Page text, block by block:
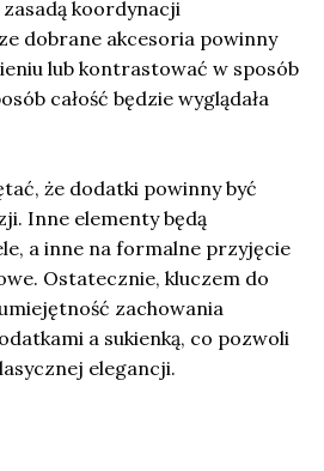
koordynacji
dobrane akcesoria powinny
lub kontrastować w sposób
całość będzie wyglądała
że dodatki powinny być
Inne elementy będą
a inne na formalne przyjęcie
Ostatecznie, kluczem do
zachowania
a sukienką, co pozwoli
elegancji.